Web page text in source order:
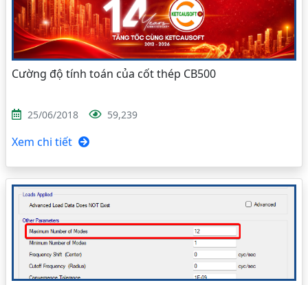
Cường độ tính toán của cốt thép CB500
25/06/2018 59,239
Xem chi tiết